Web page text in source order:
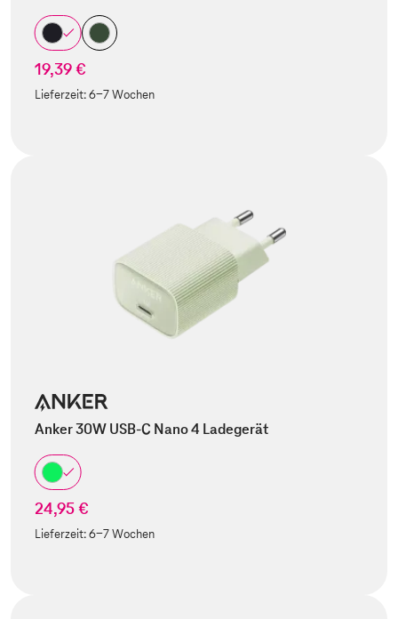
19,39 €
Lieferzeit:6-7 Wochen
Anker 30W USB-C Nano 4 Ladegerät
24,95 €
Lieferzeit:6-7 Wochen